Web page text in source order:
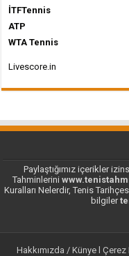
İTFTennis
ATP
WTA Tennis
Livescore.in
Paylaştığımız içerikler
Tahminlerini
Kuralları Nelerdir, Tenis
bilgiler
Hakkımızda / Künyel Çerez